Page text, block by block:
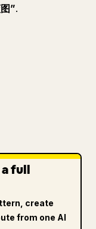
”.
full
create
from one AI